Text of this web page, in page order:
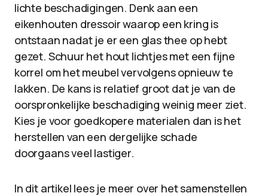
lichte beschadigingen. Denk aan een
eikenhouten dressoir waarop een kring is
ontstaan nadat je er een glas thee op hebt
gezet. Schuur het hout lichtjes met een fijne
korrel om het meubel vervolgens opnieuw te
lakken. De kans is relatief groot dat je van de
oorspronkelijke beschadiging weinig meer ziet.
Kies je voor goedkopere materialen dan is het
herstellen van een dergelijke schade
doorgaans veel lastiger.
In dit artikel lees je meer over het samenstellen